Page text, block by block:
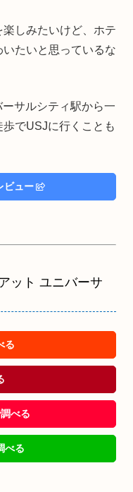
しみたいけど、ホテ
たいと思っているな
サルシティ駅から一
でUSJに行くことも
ビュー
ット ユニバーサ
る
べる
べる